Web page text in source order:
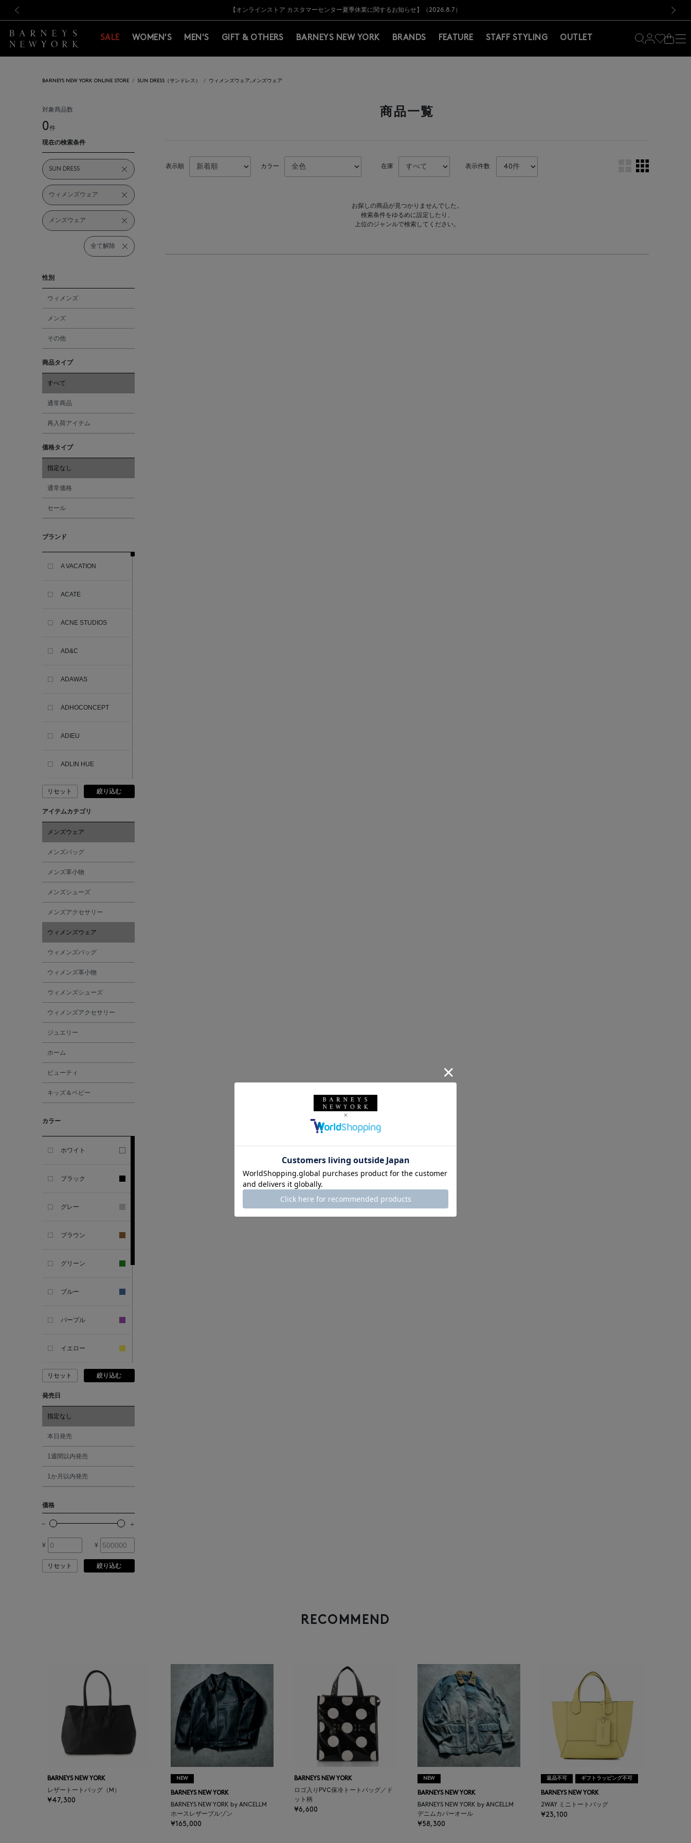
新規登録のお客様も対象！＜MY BARNEYS＞会員のお客様は11,000円（税込）以上のお買上げで常時送料無料！お買い物の際は会員登録を！
【夏季休業に伴う出荷一時停止のお知らせ】(2026.8.7)
【オンラインストア カスタマーセンター夏季休業に関するお知らせ】（2026.8.7）
【夏季休業に伴う返品・交換承り一時停止のお知らせ】（2026.8.5）
熊本県を中心とした地震の影響によるお荷物のお届けについて
【開催中】SUMMER SALEのご案内・ご注意事項
新規登録のお客様も対象！＜MY BARNEYS＞会員のお客様は11,000円（税込）以上のお買上げで常時送料無料！お買い物の際は会員登録を！
【夏季休業に伴う出荷一時停止のお知らせ】(2026.8.7)
SALE WOMEN'S MEN'S GIFT & OTHERS BARNEYS NEW YORK BRANDS FEATURE STAFF STYLING OUTLET
BARNEYS NEW YORK ONLINE STORE SUN DRESS（サンドレス） ウィメンズウェア,メンズウェア
対象商品数
0件
現在の検索条件
SUN DRESS
ウィメンズウェア
メンズウェア
全て解除
性別
ウィメンズ
メンズ
その他
商品タイプ
すべて
通常商品
再入荷アイテム
価格タイプ
指定なし
通常価格
セール
ブランド
A VACATION
ACATE
ACNE STUDIOS
AD&C
ADAWAS
ADHOCONCEPT
ADIEU
ADLIN HUE
ADVISORY BOARD
AESOP
ALBERT THURSTON
ALESSANDRO
GHERARDI
ALL THE WAYS TO SAY
ALPO
ALTEA
AMOMENTO
ANCIENT GREEK
ATELIER AMBOISE
FIRENZE
AURALEE
BALENCIAGA
BARBA
BARNEYS NEW YORK
BASERANGE
リセット 絞り込む
アイテムカテゴリ
メンズウェア
メンズバッグ
メンズ革小物
メンズシューズ
メンズアクセサリー
ウィメンズウェア
ウィメンズバッグ
ウィメンズ革小物
ウィメンズシューズ
ウィメンズアクセサリー
ジュエリー
ホーム
ビューティ
キッズ＆ベビー
カラー
ホワイト
ブラック
グレー
ブラウン
グリーン
ブルー
パープル
イエロー
ピンク
レッド
オレンジ
シルバー
リセット 絞り込む
発売日
指定なし
本日発売
1週間以内発売
1か月以内発売
価格
¥ ¥
リセット 絞り込む
商品一覧
表示順 カラー 在庫 表示件数
お探しの商品が見つかりませんでした。
検索条件をゆるめに設定したり、
上位のジャンルで検索してください。
RECOMMEND
BARNEYS NEW YORK
レザートートバッグ（M）
¥47,300
NEW
BARNEYS NEW YORK
BARNEYS NEW YORK by ANCELLM
ホースレザーブルゾン
¥165,000
BARNEYS NEW YORK
ロゴ入りPVC保冷トートバッグ／ド
ット柄
¥6,600
NEW
BARNEYS NEW YORK
BARNEYS NEW YORK by ANCELLM
デニムカバーオール
¥58,300
返品不可 ギフトラッピング不可
BARNEYS NEW YORK
2WAY ミニトートバッグ
¥23,100